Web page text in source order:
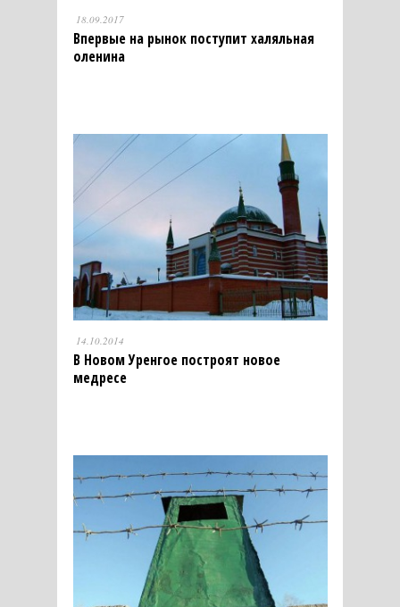
18.09.2017
Впервые на рынок поступит халяльная
оленина
14.10.2014
В Новом Уренгое построят новое
медресе